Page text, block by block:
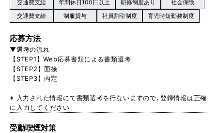
交通費支給 年間休日100日以上 研修制度あり
社会保険
交通費支給
制服貸与 社員割引制度 育児時短勤務制度
応募方法
▼選考の流れ
【STEP1】Web応募書類による書類選考
【STEP2】面接
【STEP3】内定
※ 入力された情報にて書類選考を行ないますので､登録情報は正確
に入力してください
受動喫煙対策